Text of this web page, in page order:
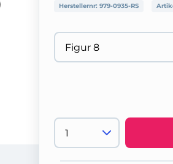
Herstellernr: 979-0935-RS